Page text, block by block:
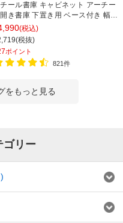
ール書庫 キャビネット アーチー
き書庫 下置き用 ベース付き 幅
奥行400×高さ1100mm
(税込)
税抜)
ポイント
821件
をもっと見る
ゴリー